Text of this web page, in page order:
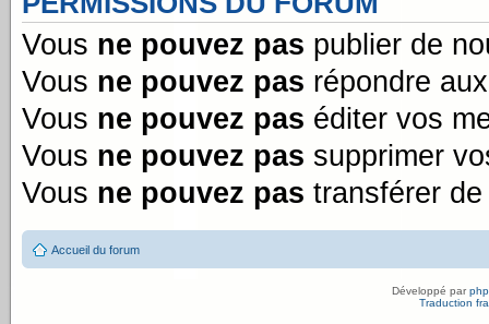
Vous ne pouvez pas publier de
Vous ne pouvez pas répondre
Vous ne pouvez pas éditer vos
Vous ne pouvez pas supprimer
Vous ne pouvez pas transférer
Accueil du forum
Développé par
Traduction